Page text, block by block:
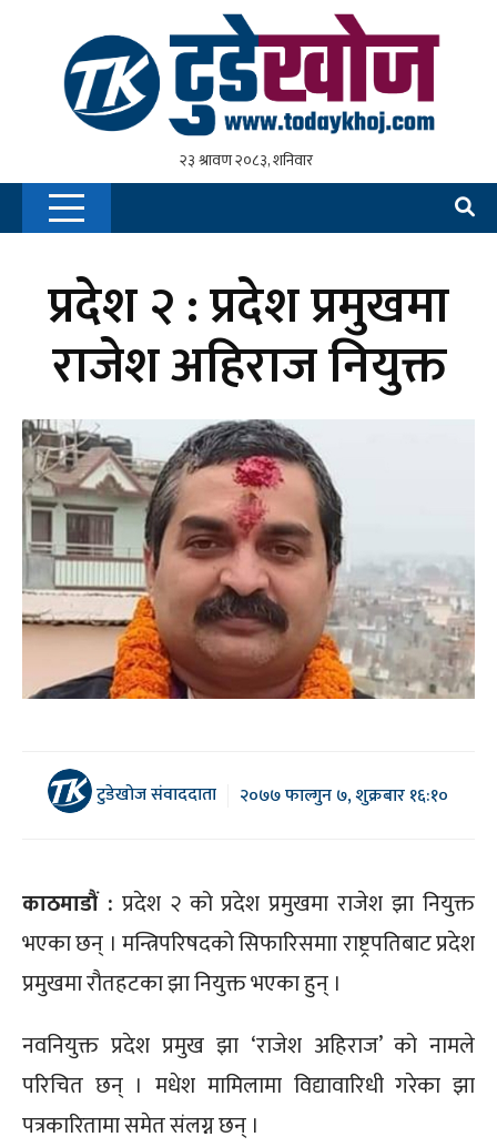
प्रदेश २ : प्रदेश प्रमुखमा
राजेश अहिराज नियुक्त
टुडेखोज संवाददाता २०७७ फाल्गुन ७, शुक्रबार १६:१०
काठमाडौं : प्रदेश २ को प्रदेश प्रमुखमा राजेश झा नियुक्त
भएका छन् । मन्त्रिपरिषदको सिफारिसमाा राष्ट्रपतिबाट प्रदेश
प्रमुखमा रौतहटका झा नियुक्त भएका हुन् ।
नवनियुक्त प्रदेश प्रमुख झा ‘राजेश अहिराज’ को नामले
परिचित छन् । मधेश मामिलामा विद्यावारिधी गरेका झा
पत्रकारितामा समेत संलग्न छन् ।